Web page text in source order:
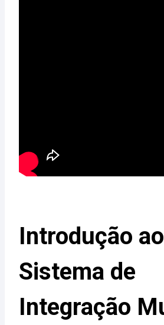
Introdução ao
Sistema de
Integração